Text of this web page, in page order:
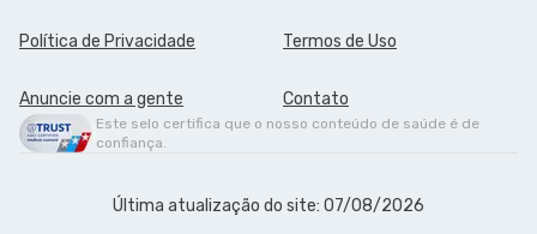
Política de Privacidade Termos de Uso
Anuncie com a gente Contato
Este selo certifica que o nosso conteúdo de saúde é de
confiança.
Última atualização do site: 07/08/2026